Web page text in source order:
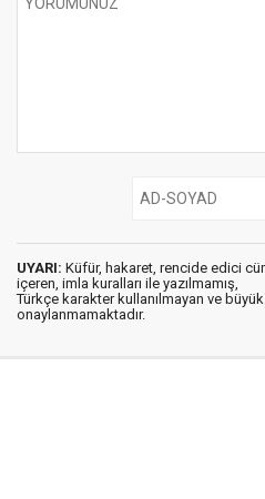
UYARI: Küfür, hakaret, rencide edici
içeren, imla kuralları ile yazılmamış,
Türkçe karakter kullanılmayan ve
onaylanmamaktadır.